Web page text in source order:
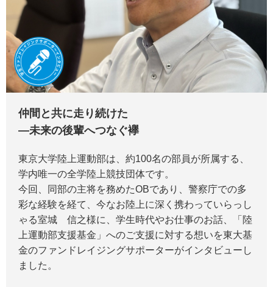
仲間と共に走り続けた
―未来の後輩へつなぐ襷
東京大学陸上運動部は、約100名の部員が所属する、
学内唯一の全学陸上競技団体です。
今回、同部の主将を務めたOBであり、警察庁での多
彩な経験を経て、今なお陸上に深く携わっていらっし
ゃる室城 信之様に、学生時代やお仕事のお話、「陸
上運動部支援基金」へのご支援に対する想いを東大基
金のファンドレイジングサポーターがインタビューし
ました。